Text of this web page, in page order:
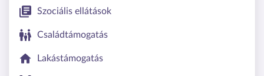
Szociális ellátások
Családtámogatás
Lakástámogatás